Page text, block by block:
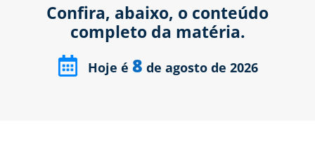
Confira, abaixo, o conteúdo
completo da matéria.
Hoje é 8 de agosto de 2026